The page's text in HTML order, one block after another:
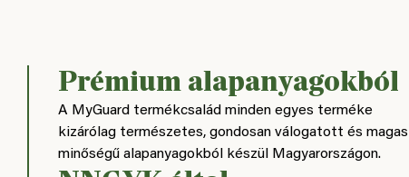
Prémium alapanyagokból
A MyGuard termékcsalád minden egyes terméke
kizárólag természetes, gondosan válogatott és magas
minőségű alapanyagokból készül Magyarországon.